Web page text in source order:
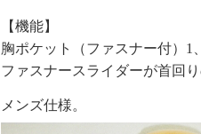
【機能】
胸ポケット（ファスナー付）1
ファスナースライダーが首回
メンズ仕様。